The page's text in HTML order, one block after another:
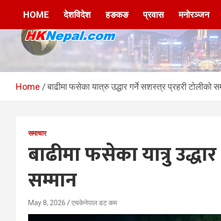
HKNepal.com –
हङकङबाट सञ्चालित पहिलो
hknepal, hknepal.com, hk nepal, hk nepal com
HOME देशविदेश हङकङ प्रवास मनोरञ्जन
Home बाढीमा फसेका यात्रु उद्धार गर्ने सशस्त्र प्रहरी टोलीको
समाचार
बाढीमा फसेका यात्रु
सम्मान
May 8, 2026 एचकेनेपाल डट कम